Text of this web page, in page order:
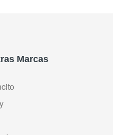
Marcas